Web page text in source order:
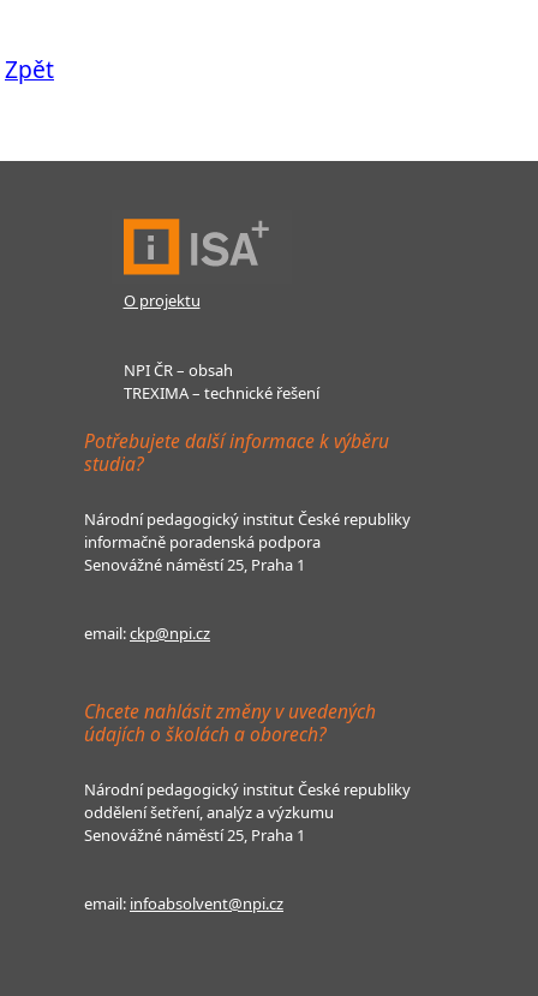
Zpět
O projektu
NPI ČR – obsah
TREXIMA – technické řešení
Potřebujete další informace k výběru
studia?
Národní pedagogický institut České republiky
informačně poradenská podpora
Senovážné náměstí 25, Praha 1
email:ckp@npi.cz
Chcete nahlásit změny v uvedených
údajích o školách a oborech?
Národní pedagogický institut České republiky
oddělení šetření, analýz a výzkumu
Senovážné náměstí 25, Praha 1
email: infoabsolvent@npi.cz